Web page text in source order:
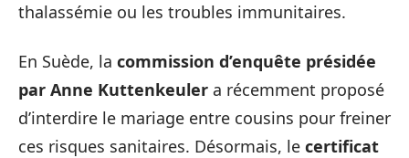
thalassémie ou les troubles immunitaires.
En Suède, la commission d’enquête présidée
par Anne Kuttenkeuler a récemment proposé
d’interdire le mariage entre cousins pour freiner
ces risques sanitaires. Désormais, le certificat